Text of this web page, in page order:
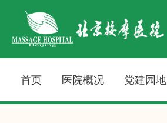
首页 医院概况 党建园地